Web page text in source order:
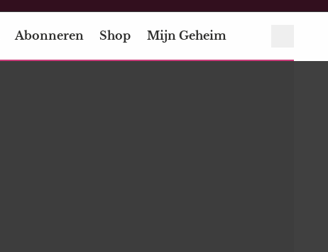
Abonneren Shop Mijn Geheim